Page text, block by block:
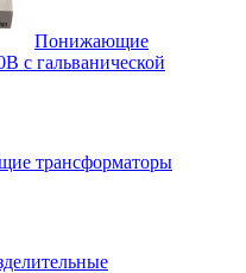
Понижающие
с гальванической
трансформаторы